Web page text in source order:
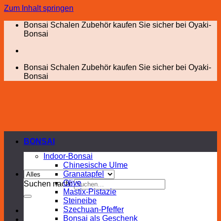
Zum Inhalt springen
Bonsai Schalen Zubehör kaufen Sie sicher bei Oyaki-
Bonsai
Bonsai Schalen Zubehör kaufen Sie sicher bei Oyaki-
Bonsai
Suchen nach:
BONSAI
Indoor-Bonsai
Chinesische Ulme
Granatapfel
Olive
Mastix-Pistazie
Steineibe
Szechuan-Pfeffer
Bonsai als Geschenk